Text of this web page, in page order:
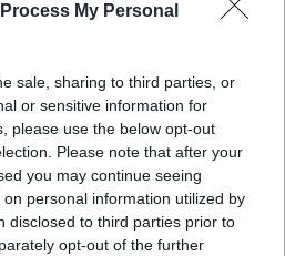
My Personal
sale, sharing to third parties, or
or sensitive information for
please use the below opt-out
Please note that after your
you may continue seeing
personal information utilized by
disclosed to third parties prior to
opt-out of the further